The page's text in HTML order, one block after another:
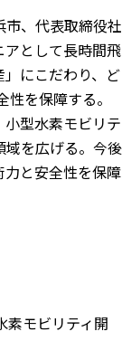
、代表取締役社
として長時間飛
にこだわり、ど
を保障する。
型水素モビリテ
域を広げる。今後
と安全性を保障
素モビリティ開